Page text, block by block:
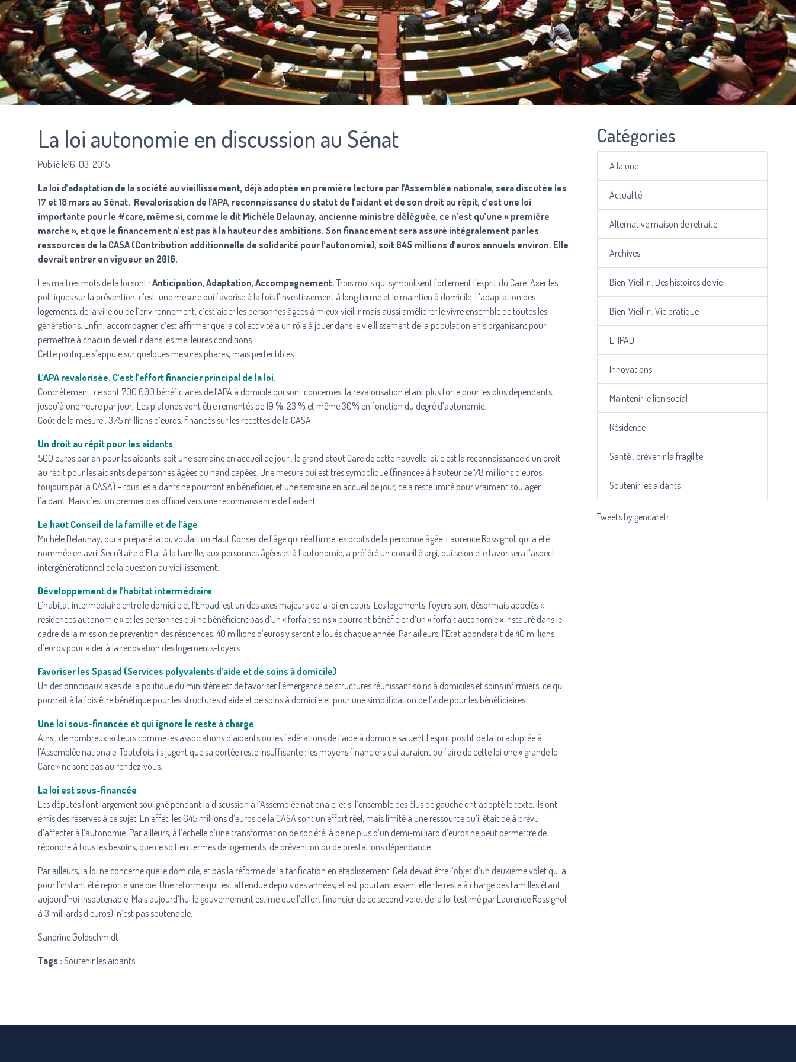
La loi autonomie en discussion au Sénat
Publié le16-03-2015
La loi d’adaptation de la société au vieillissement, déjà adoptée en première lecture par l’Assemblée nationale, sera discutée les
17 et 18 mars au Sénat. Revalorisation de l’APA, reconnaissance du statut de l’aidant et de son droit au répit, c’est une loi
importante pour le #care, même si, comme le dit Michèle Delaunay, ancienne ministre déléguée, ce n’est qu’une « première
marche », et que le financement n’est pas à la hauteur des ambitions. Son financement sera assuré intégralement par les
ressources de la CASA (Contribution additionnelle de solidarité pour l’autonomie), soit 645 millions d’euros annuels environ. Elle
devrait entrer en vigueur en 2016.
Les maîtres mots de la loi sont : Anticipation, Adaptation, Accompagnement. Trois mots qui symbolisent fortement l’esprit du Care. Axer les
politiques sur la prévention, c’est une mesure qui favorise à la fois l’investissement à long terme et le maintien à domicile. L’adaptation des
logements, de la ville ou de l’environnement, c’est aider les personnes âgées à mieux vieillir mais aussi améliorer le vivre ensemble de toutes les
générations. Enfin, accompagner, c’est affirmer que la collectivité a un rôle à jouer dans le vieillissement de la population en s’organisant pour
permettre à chacun de vieillir dans les meilleures conditions.
Cette politique s’appuie sur quelques mesures phares, mais perfectibles.
L’APA revalorisée. C’est l’effort financier principal de la loi.
Concrètement, ce sont 700.000 bénéficiaires de l’APA à domicile qui sont concernés, la revalorisation étant plus forte pour les plus dépendants,
jusqu’à une heure par jour. Les plafonds vont être remontés de 19 %, 23 % et même 30% en fonction du degré d’autonomie.
Coût de la mesure : 375 millions d’euros, financés sur les recettes de la CASA.
Un droit au répit pour les aidants
500 euros par an pour les aidants, soit une semaine en accueil de jour : le grand atout Care de cette nouvelle loi, c’est la reconnaissance d’un droit
au répit pour les aidants de personnes âgées ou handicapées. Une mesure qui est très symbolique (financée à hauteur de 78 millions d’euros,
toujours par la CASA) – tous les aidants ne pourront en bénéficier, et une semaine en accueil de jour, cela reste limité pour vraiment soulager
l’aidant. Mais c’est un premier pas officiel vers une reconnaissance de l’aidant.
Le haut Conseil de la famille et de l’âge
Michèle Delaunay, qui a préparé la loi, voulait un Haut Conseil de l’âge qui réaffirme les droits de la personne âgée. Laurence Rossignol, qui a été
nommée en avril Secrétaire d’Etat à la famille, aux personnes âgées et à l’autonomie, a préféré un conseil élargi, qui selon elle favorisera l’aspect
intergénérationnel de la question du vieillissement.
Développement de l’habitat intermédiaire
L’habitat intermédiaire entre le domicile et l’Ehpad, est un des axes majeurs de la loi en cours. Les logements-foyers sont désormais appelés «
résidences autonomie » et les personnes qui ne bénéficient pas d’un « forfait soins » pourront bénéficier d’un « forfait autonomie » instauré dans le
cadre de la mission de prévention des résidences. 40 millions d’euros y seront alloués chaque année. Par ailleurs, l’Etat abonderait de 40 millions
d’euros pour aider à la rénovation des logements-foyers.
Favoriser les Spasad (Services polyvalents d’aide et de soins à domicile)
Un des principaux axes de la politique du ministère est de favoriser l’émergence de structures réunissant soins à domiciles et soins infirmiers, ce qui
pourrait à la fois être bénéfique pour les structures d’aide et de soins à domicile et pour une simplification de l’aide pour les bénéficiaires.
Une loi sous-financée et qui ignore le reste à charge
Ainsi, de nombreux acteurs comme les associations d’aidants ou les fédérations de l’aide à domicile saluent l’esprit positif de la loi adoptée à
l’Assemblée nationale. Toutefois, ils jugent que sa portée reste insuffisante : les moyens financiers qui auraient pu faire de cette loi une « grande loi
Care » ne sont pas au rendez-vous.
La loi est sous-financée
Les députés l’ont largement souligné pendant la discussion à l’Assemblée nationale, et si l’ensemble des élus de gauche ont adopté le texte, ils ont
émis des réserves à ce sujet. En effet, les 645 millions d’euros de la CASA sont un effort réel, mais limité à une ressource qu’il était déjà prévu
d’affecter à l’autonomie. Par ailleurs, à l’échelle d’une transformation de société, à peine plus d’un demi-milliard d’euros ne peut permettre de
répondre à tous les besoins, que ce soit en termes de logements, de prévention ou de prestations dépendance.
Par ailleurs, la loi ne concerne que le domicile, et pas la réforme de la tarification en établissement. Cela devait être l’objet d’un deuxième volet qui a
pour l’instant été reporté sine die. Une réforme qui est attendue depuis des années, et est pourtant essentielle : le reste à charge des familles étant
aujourd’hui insoutenable. Mais aujourd’hui le gouvernement estime que l’effort financier de ce second volet de la loi (estimé par Laurence Rossignol
à 3 milliards d’euros), n’est pas soutenable.
Sandrine Goldschmidt
Tags : Soutenir les aidants
Catégories
A la une
Actualité
Alternative maison de retraite
Archives
Bien-Vieillir : Des histoires de vie
Bien-Vieillir : Vie pratique
EHPAD
Innovations
Maintenir le lien social
Résidence
Santé : prévenir la fragilité
Soutenir les aidants
Tweets by gencarefr